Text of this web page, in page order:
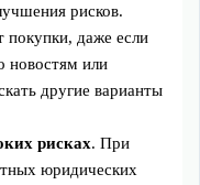
рисков.
покупки, даже если
новостям или
другие варианты
рисках. При
юридических